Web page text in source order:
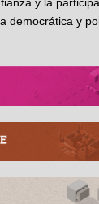
democrática y